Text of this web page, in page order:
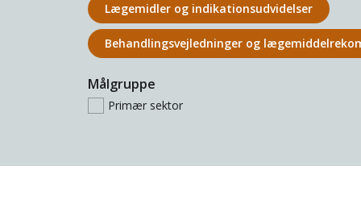
Lægemidler og indikations­udvidelser
Behandlings­vejledninger og
Målgruppe
Primær sektor